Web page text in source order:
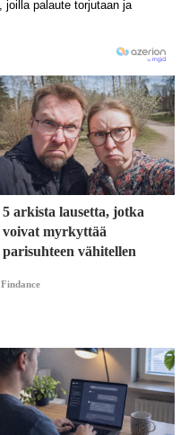
5 arkista lausetta, jotka
voivat myrkyttää
parisuhteen vähitellen
Findance